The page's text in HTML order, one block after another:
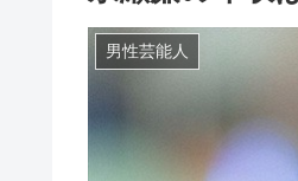
男性芸能人